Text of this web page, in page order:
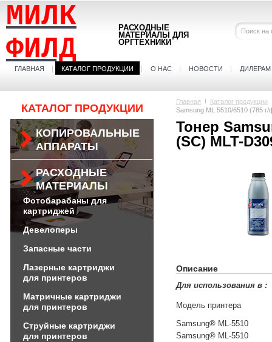
МИЛК
ФИЛД
РАСХОДНЫЕ
МАТЕРИАЛЫ ДЛЯ
ОРГТЕХНИКИ
ГЛАВНАЯ КАТАЛОГ ПРОДУКЦИИ О НАС НОВОСТИ ДИЛЕРАМ
КАТАЛОГ ПРОДУКЦИИ
КОПИРОВАЛЬНЫЕ
АППАРАТЫ
РАСХОДНЫЕ
МАТЕРИАЛЫ
Фотобарабаны для
картриджей
Девелоперы
Запасные части
Лазерные картриджи
для принтеров
Матричные картриджи
для принтеров
Струйные картриджи
для принтеров
Главная
Каталог продукции
Samsung ML 5510/6510 (785
Тонер
(SC) MLT-
Описание
Для использования в :
Модель принтера
Samsung® ML-5510
Samsung® ML-5510